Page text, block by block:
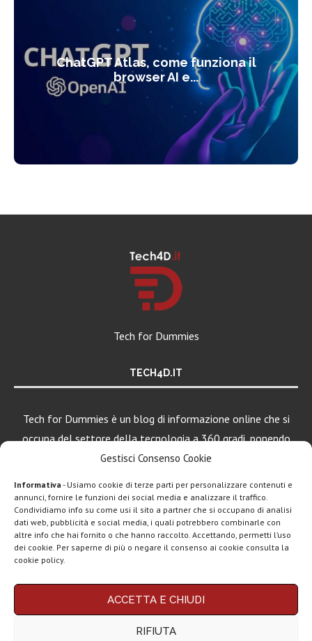
Gestisci Consenso Cookie
Informativa - Usiamo cookie di terze parti per personalizzare contenuti e
annunci, fornire le funzioni dei social media e analizzare il traffico.
Condividiamo info su come usi il sito a partner che si occupano di analisi
dati web, pubblicità e social media, i quali potrebbero combinarle con
altre info che hai fornito o che hanno raccolto. Accettando, permetti l’uso
dei cookie. Per saperne di più o negare il consenso ai cookie consulta la
cookie policy.
ACCETTA E CHIUDI
RIFIUTA
ChatGPT Atlas, come funziona il
browser AI e...
Tech for Dummies
TECH4D.IT
Tech for Dummies è un blog di informazione online che si
occupa del settore della tecnologia a 360 gradi, ponendo
una particolare attenzione al mondo Android, Apple e
Chi siamo Contatti Disclaimer Privacy policy
Tech4D di Michele Ingelido- P. IVA 04124050719
Questo blog non rappresenta una testata giornalistica in quanto viene aggiornato
LEGGI ANCHE
Google lancia
Search Live con
Rassegna stampa